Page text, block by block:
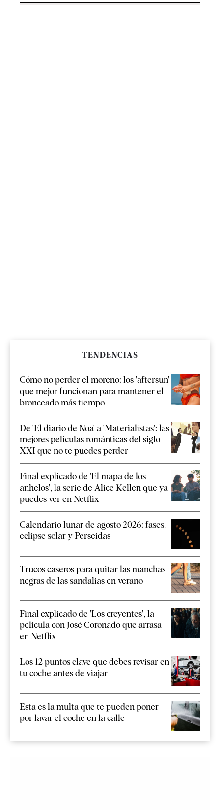
TENDENCIAS
Cómo no perder el moreno: los 'aftersun'
que mejor funcionan para mantener el
bronceado más tiempo
De 'El diario de Noa' a 'Materialistas': las
mejores películas románticas del siglo
XXI que no te puedes perder
Final explicado de 'El mapa de los
anhelos', la serie de Alice Kellen que ya
puedes ver en Netflix
Calendario lunar de agosto 2026: fases,
eclipse solar y Perseidas
Trucos caseros para quitar las manchas
negras de las sandalias en verano
Final explicado de 'Los creyentes', la
película con José Coronado que arrasa
en Netflix
Los 12 puntos clave que debes revisar en
tu coche antes de viajar
Esta es la multa que te pueden poner
por lavar el coche en la calle